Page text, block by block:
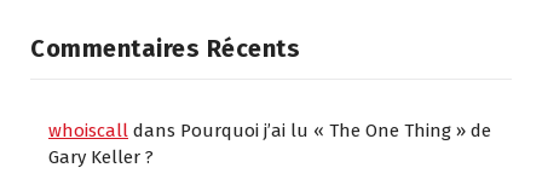
Commentaires Récents
whoiscall dans Pourquoi j’ai lu « The One Thing » de
Gary Keller ?